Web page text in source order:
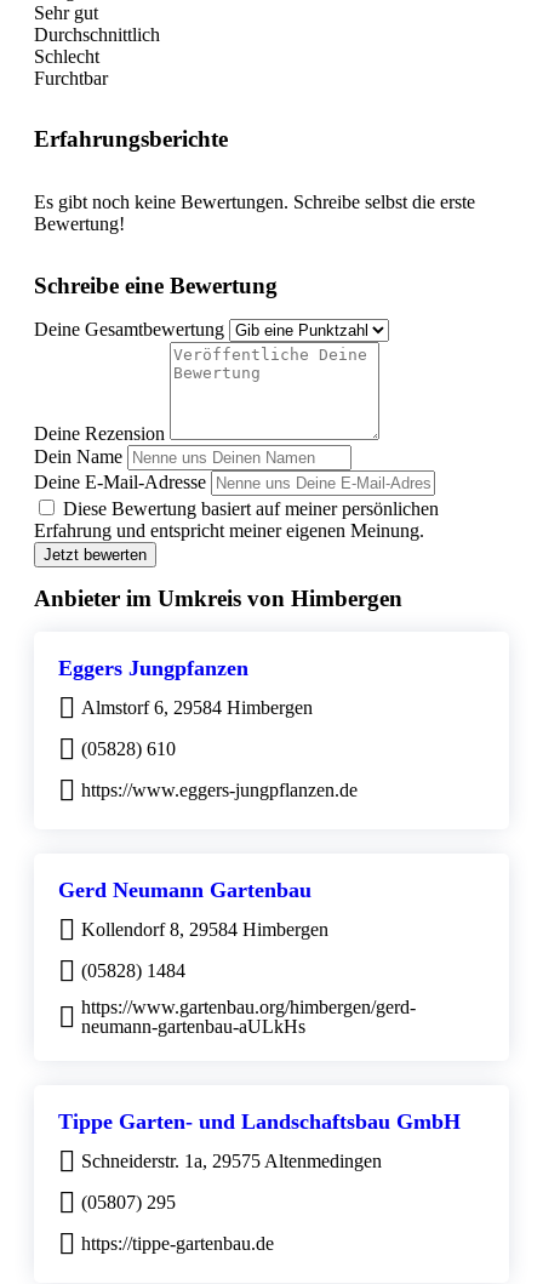
Sehr gut
Durchschnittlich
Schlecht
Furchtbar
Erfahrungsberichte
Es gibt noch keine Bewertungen. Schreibe selbst die erste
Bewertung!
Schreibe eine Bewertung
Deine Gesamtbewertung
Deine Rezension
Dein Name
Deine E-Mail-Adresse
Diese Bewertung basiert auf meiner persönlichen
Erfahrung und entspricht meiner eigenen Meinung.
Jetzt bewerten
Anbieter im Umkreis von Himbergen
Eggers Jungpfanzen
Almstorf 6, 29584 Himbergen
(05828) 610
https://www.eggers-jungpflanzen.de
Gerd Neumann Gartenbau
Kollendorf 8, 29584 Himbergen
(05828) 1484
https://www.gartenbau.org/himbergen/gerd-
neumann-gartenbau-aULkHs
Tippe Garten- und Landschaftsbau GmbH
Schneiderstr. 1a, 29575 Altenmedingen
(05807) 295
https://tippe-gartenbau.de